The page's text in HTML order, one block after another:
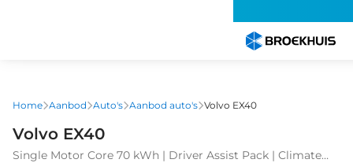
gaan
Home Aanbod Auto's Aanbod auto's Volvo EX40
Volvo EX40
Single Motor Core 70 kWh | Driver Assist Pack | Climate